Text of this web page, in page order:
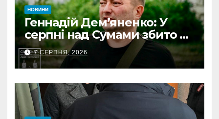
НОВИНИ
Геннадій Дем’яненко: У
серпні над Сумами збито 6
КАБів
7 СЕРПНЯ, 2026